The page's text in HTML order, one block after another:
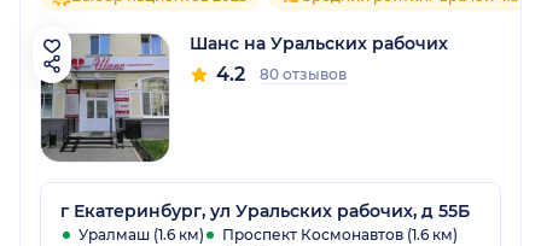
Шанс на Уральских рабочих
4.2 80 отзывов
г Екатеринбург, ул Уральских рабочих, д 55Б
Уралмаш (1.6 км)
Проспект Космонавтов (1.6 км)